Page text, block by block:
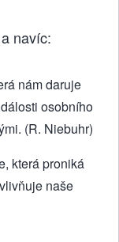
navíc:
nám daruje
osobního
(R. Niebuhr)
která proniká
naše